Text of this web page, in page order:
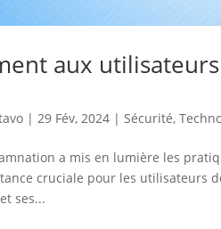
aux
|29 Fév, 2024 |Sécurité,
a mis en lumière les
cruciale pour les utilisateurs
ses...